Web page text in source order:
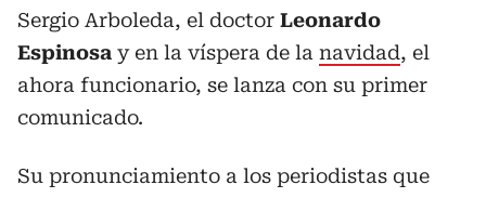
Sergio Arboleda, el doctor Leonardo
Espinosa y en la víspera de la navidad, el
ahora funcionario, se lanza con su primer
comunicado.
Su pronunciamiento a los periodistas que